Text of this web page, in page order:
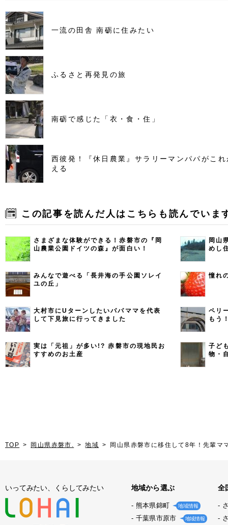
一流の田舎 南砺に住みたい
ふるさと再発見の旅
南砺で感じた「衣・食・住」
西彼発！『休日農業』サラリーマンパパがこ
える
この記事を読んだ人はこちらも読んでいま
さまざまな体験ができる！赤磐市の『岡
山農業公園ドイツの森』が面白い！
岡山
めし
みんなで遊べる「長井海の手公園ソレイ
ユの丘」
憧れ
大村市にUターンしたいパパママを代表
して下見旅に行ってきました
ペリ
もう
実は「元祖」が多い!? 赤磐市の現地民お
すすめのお土産
子ど
物・
TOP 岡山県赤磐市. 地域 岡山県赤磐市に移住して8年！先輩マ
いってみたい、くらしてみたい 地域から選ぶ
熊本県錦町 地域情報
千葉県市原市 地域情報
全